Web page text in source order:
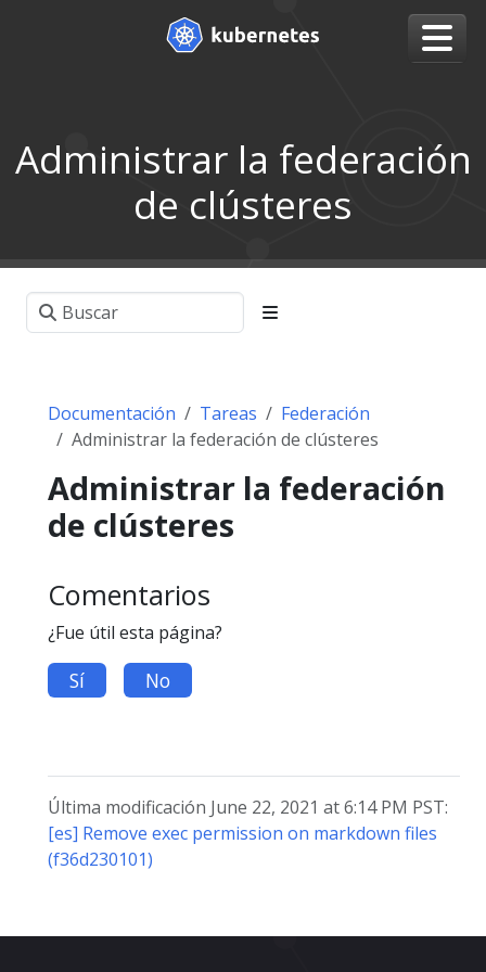
Administrar la federación
de clústeres
Documentación Tareas
Federación
Administrar la federación de clústeres
Administrar la federación
de clústeres
Comentarios
¿Fue útil esta página?
Sí No
Última modificación June 22, 2021 at 6:14 PM PST:
[es] Remove exec permission on markdown files
(f36d230101)